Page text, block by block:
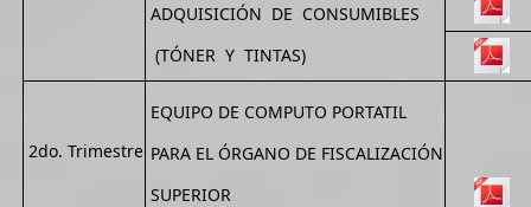
ADQUISICIÓN DE CONSUMIBLES
(TÓNER Y TINTAS)
2do. Trimestre
EQUIPO DE COMPUTO PORTATIL
PARA EL ÓRGANO DE FISCALIZACIÓN
SUPERIOR